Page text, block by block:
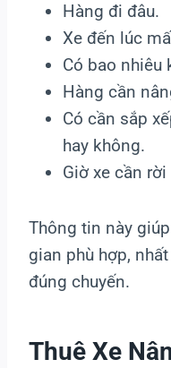
Hàng đi đâu.
Xe đến lúc
Có bao nhiêu
Hàng cần
Có cần sắp
hay không.
Giờ xe cần
Thông tin này
gian phù hợp,
đúng chuyến.
Thuê Xe